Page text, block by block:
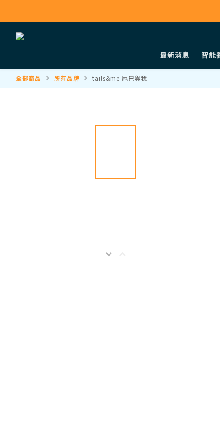
最新消息 智能
全部商品 所有品牌 tails&me 尾巴與我